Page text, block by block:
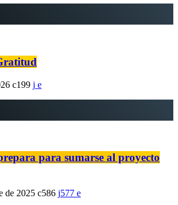
199
para sumarse al proyecto
de 2025 586 577